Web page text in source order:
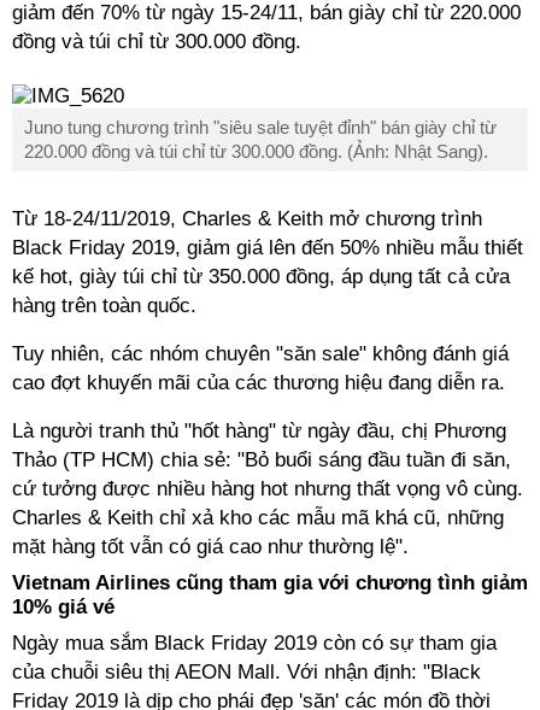
giảm đến 70% từ ngày 15-24/11, bán giày chỉ từ 220.000
đồng và túi chỉ từ 300.000 đồng.
Juno tung chương trình "siêu sale tuyệt đỉnh" bán giày chỉ từ
220.000 đồng và túi chỉ từ 300.000 đồng. (Ảnh: Nhật Sang).
Từ 18-24/11/2019, Charles & Keith mở chương trình
Black Friday 2019, giảm giá lên đến 50% nhiều mẫu thiết
kế hot, giày túi chỉ từ 350.000 đồng, áp dụng tất cả cửa
hàng trên toàn quốc.
Tuy nhiên, các nhóm chuyên "săn sale" không đánh giá
cao đợt khuyến mãi của các thương hiệu đang diễn ra.
Là người tranh thủ "hốt hàng" từ ngày đầu, chị Phương
Thảo (TP HCM) chia sẻ: "Bỏ buổi sáng đầu tuần đi săn,
cứ tưởng được nhiều hàng hot nhưng thất vọng vô cùng.
Charles & Keith chỉ xả kho các mẫu mã khá cũ, những
mặt hàng tốt vẫn có giá cao như thường lệ".
Vietnam Airlines cũng tham gia với chương tình giảm
10% giá vé
Ngày mua sắm Black Friday 2019 còn có sự tham gia
của chuỗi siêu thị AEON Mall. Với nhận định: "Black
Friday 2019 là dịp cho phái đẹp 'săn' các món đồ thời